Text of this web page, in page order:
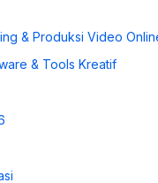
& Produksi Video
& Tools Kreatif